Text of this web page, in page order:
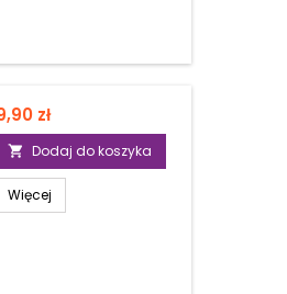
zł
 Dodaj do koszyka
Więcej